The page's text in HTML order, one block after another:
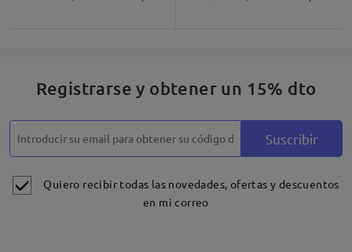
Registrarse y obtener un 15% dto
Suscribir
Quiero recibir todas las novedades, ofertas y descuentos
en mi correo